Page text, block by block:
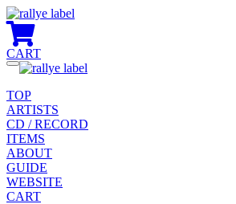
CART
Toggle
TOP
ARTISTS
CD / RECORD
ITEMS
ABOUT
GUIDE
WEBSITE
CART